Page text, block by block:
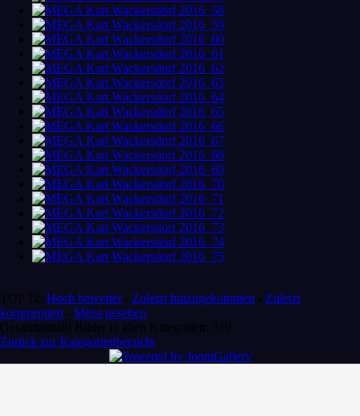
TOP 12: Hoch bewertet - Zuletzt hinzugekommen - Zuletzt
kommentiert - Meist gesehen
Gesamtanzahl Bilder in allen Kategorien: 510
Zurück zur Kategorieübersicht